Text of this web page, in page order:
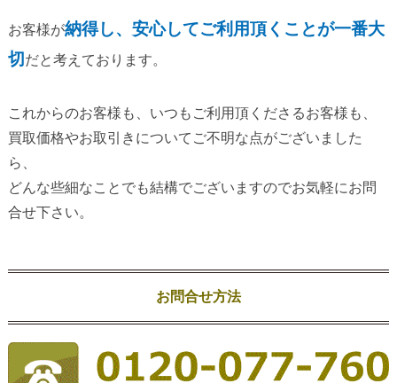
お客様が納得し、安心してご利用頂くことが一番大
切 だと考えております。
これからのお客様も、いつもご利用頂くださるお客様も、
買取価格やお取引きについてご不明な点がございました
ら、
どんな些細なことでも結構でございますのでお気軽にお問
合せ下さい。
お問合せ方法